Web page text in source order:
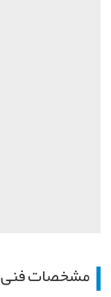
مشخصات فنی